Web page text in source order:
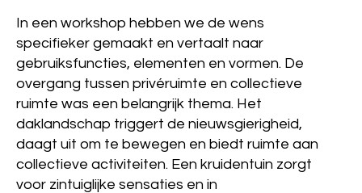
In een workshop hebben we de wens
specifieker gemaakt en vertaalt naar
gebruiksfuncties, elementen en vormen. De
overgang tussen privéruimte en collectieve
ruimte was een belangrijk thema. Het
daklandschap triggert de nieuwsgierigheid,
daagt uit om te bewegen en biedt ruimte aan
collectieve activiteiten. Een kruidentuin zorgt
voor zintuiglijke sensaties en in